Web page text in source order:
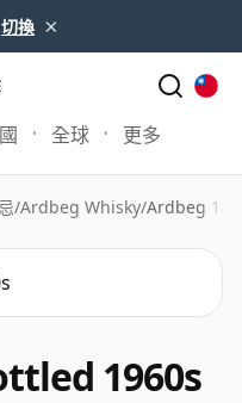
切換 ×
全球 更多
/Ardbeg Whisky/Ardbeg 10
1960s